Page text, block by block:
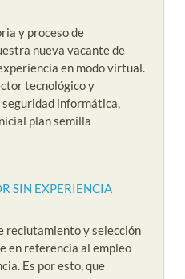
y proceso de
nueva vacante de
en modo virtual.
tecnológico y
informática,
plan semilla
SIN EXPERIENCIA
reclutamiento y selección
en referencia al empleo
Es por esto, que